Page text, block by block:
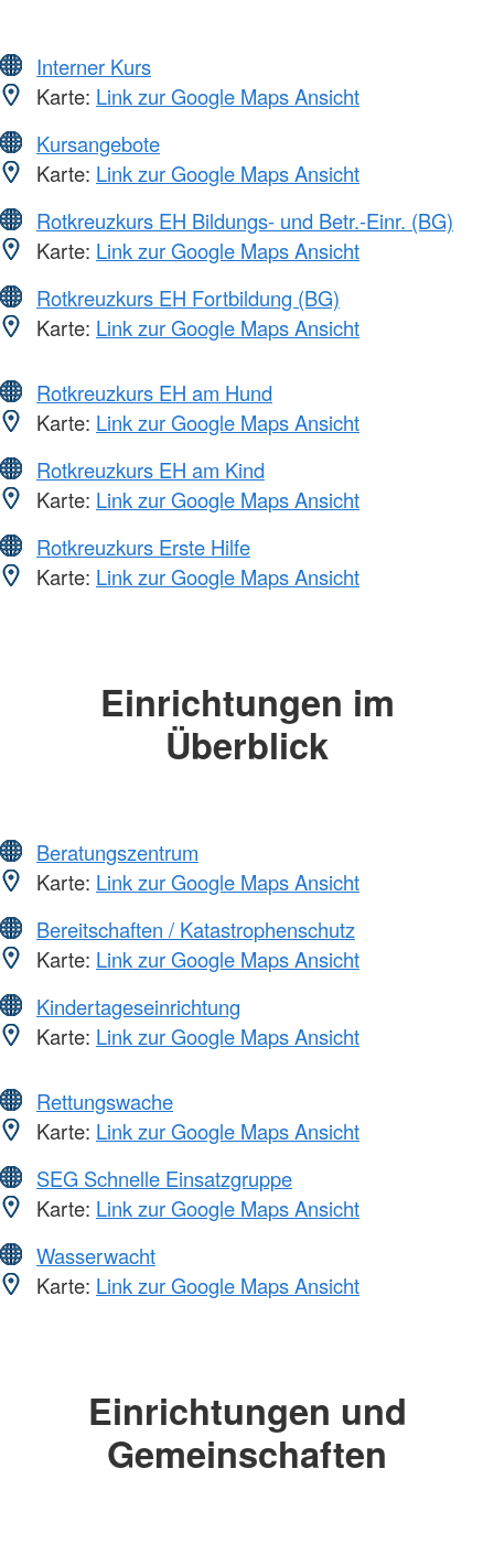
Interner Kurs
Karte: Link zur Google Maps Ansicht
Kursangebote
Karte: Link zur Google Maps Ansicht
Rotkreuzkurs EH Bildungs- und Betr.-Einr. (BG)
Karte: Link zur Google Maps Ansicht
Rotkreuzkurs EH Fortbildung (BG)
Karte: Link zur Google Maps Ansicht
Rotkreuzkurs EH am Hund
Karte: Link zur Google Maps Ansicht
Rotkreuzkurs EH am Kind
Karte: Link zur Google Maps Ansicht
Rotkreuzkurs Erste Hilfe
Karte: Link zur Google Maps Ansicht
Einrichtungen im
Überblick
Beratungszentrum
Karte: Link zur Google Maps Ansicht
Bereitschaften / Katastrophenschutz
Karte: Link zur Google Maps Ansicht
Kindertageseinrichtung
Karte: Link zur Google Maps Ansicht
Rettungswache
Karte: Link zur Google Maps Ansicht
SEG Schnelle Einsatzgruppe
Karte: Link zur Google Maps Ansicht
Wasserwacht
Karte: Link zur Google Maps Ansicht
Einrichtungen und
Gemeinschaften